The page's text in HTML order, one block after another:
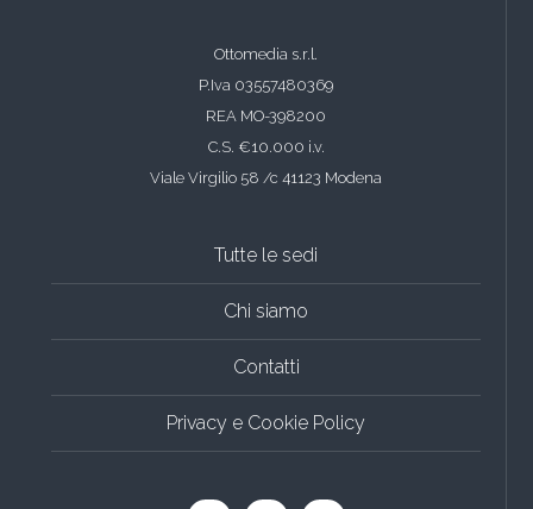
Ottomedia s.r.l.
P.Iva 03557480369
REA MO-398200
C.S. €10.000 i.v.
Viale Virgilio 58 /c 41123 Modena
Tutte le sedi
Chi siamo
Contatti
Privacy e Cookie Policy